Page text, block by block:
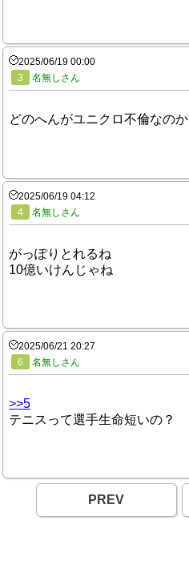
2025/06/19 00:00
3
名無しさん
どのへんがユニクロ不倫なのか
2025/06/19 04:12
4
名無しさん
がっぽりとれるね
10億いけんじゃね
2025/06/21 20:27
6
名無しさん
>>5
テニスって選手生命短いの？
PREV